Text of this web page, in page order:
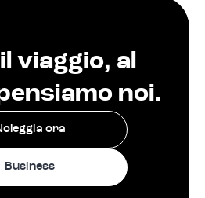
viaggio, al
noi.
ora
Business